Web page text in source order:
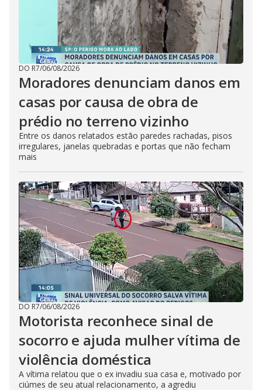
DO R7/06/08/2026
Moradores denunciam danos em
casas por causa de obra de
prédio no terreno vizinho
Entre os danos relatados estão paredes rachadas, pisos
irregulares, janelas quebradas e portas que não fecham
mais
DO R7/06/08/2026
Motorista reconhece sinal de
socorro e ajuda mulher vítima de
violência doméstica
A vítima relatou que o ex invadiu sua casa e, motivado por
ciúmes de seu atual relacionamento, a agrediu